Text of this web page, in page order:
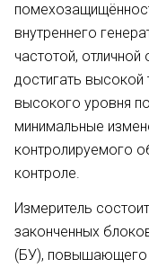
внутреннего
частотой,
достигать высокой
высокого уровня
минимальные
контролируемого
контроле.
Измеритель
законченных
(БУ), повышающего